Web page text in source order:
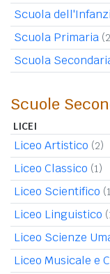
Scuola
Scuola Primaria
Scuola
Scuole
LICEI
Liceo Artistico (2)
Liceo Classico (1)
Liceo Scientifico
Liceo Linguistico
Liceo Scienze
Liceo Musicale e